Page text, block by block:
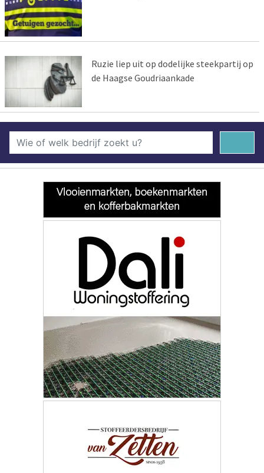
Ruzie liep uit op dodelijke steekpartij op
de Haagse Goudriaankade